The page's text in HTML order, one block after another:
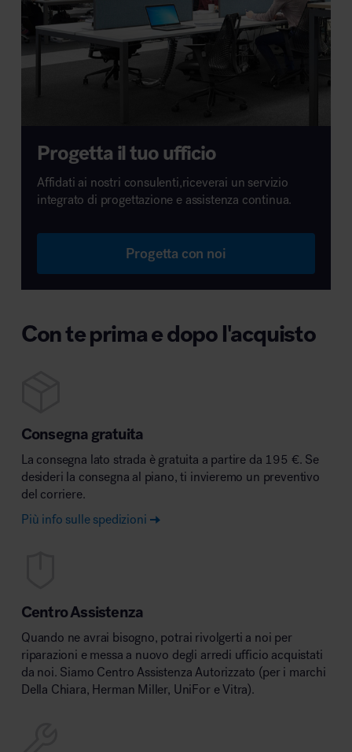
Progetta il tuo ufficio
Affidati ai nostri consulenti,riceverai un servizio
integrato di progettazione e assistenza continua.
Progetta con noi
Con te prima e dopo l'acquisto
Consegna gratuita
La consegna lato strada è gratuita a partire da 195 €. Se
desideri la consegna al piano, ti invieremo un preventivo
del corriere.
Più info sulle spedizioni
Centro Assistenza
Quando ne avrai bisogno, potrai rivolgerti a noi per
riparazioni e messa a nuovo degli arredi ufficio acquistati
da noi. Siamo Centro Assistenza Autorizzato (per i marchi
Della Chiara, Herman Miller, UniFor e Vitra).